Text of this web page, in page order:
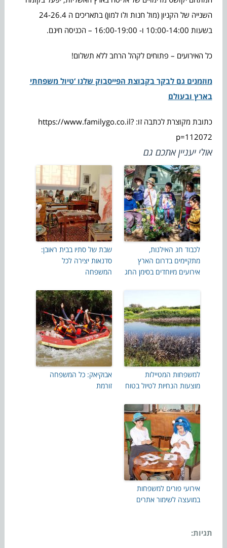
השנייה של הקניון (מול חנות ולו למון) בתאריכים ה 24-26.4
בשעות 10:00-14:00 ו- 16:00-19:00 – הכניסה חינם.
כל האירועים – פתוחים לקהל הרחב ללא תשלום!
מוזמנים גם לבקר בקבוצת הפייסבוק שלנו ‘טיול משפחתי
בארץ ובעולם
כתובת מקוצרת לכתבה זו: https://www.familygo.co.il?
p=112072
אולי יעניין אתכם גם
לכבוד חג האילנות,
מתקיימים בדרום הארץ
אירועים מיוחדים בסימן החג
שבת של סתיו בבית ראובן:
סדנאות יצירה לכל
המשפחה
למשפחות המטיילות
מוצעות הנחיות לטיול בטוח
אבוקיאק: כל המשפחה
זורמת
אירועי פורים למשפחות
במועצה לשימור אתרים
תגיות: